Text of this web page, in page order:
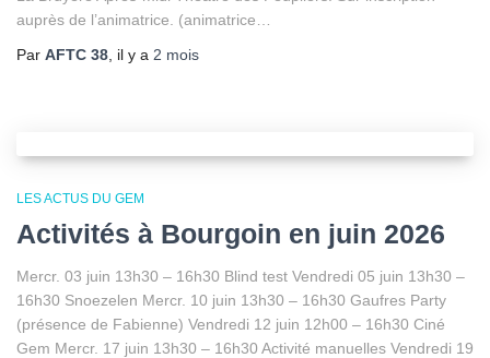
auprès de l’animatrice. (animatrice…
Par AFTC 38 , il y a 2 mois
LES ACTUS DU GEM
Activités à Bourgoin en juin 2026
Mercr. 03 juin 13h30 – 16h30 Blind test Vendredi 05 juin 13h30 –
16h30 Snoezelen Mercr. 10 juin 13h30 – 16h30 Gaufres Party
(présence de Fabienne) Vendredi 12 juin 12h00 – 16h30 Ciné
Gem Mercr. 17 juin 13h30 – 16h30 Activité manuelles Vendredi 19